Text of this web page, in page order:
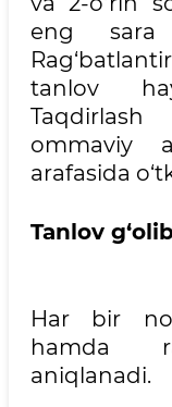
eng sara
tanlov
ommaviy
arafasida
Tanlov
Har bir
hamda
aniqlanadi.